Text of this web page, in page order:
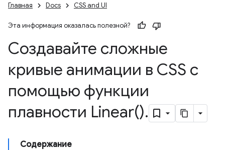
Главная Docs CSS and UI
Эта информация оказалась полезной?
Создавайте сложные
кривые анимации в CSS с
помощью функции
плавности Linear().
Содержание